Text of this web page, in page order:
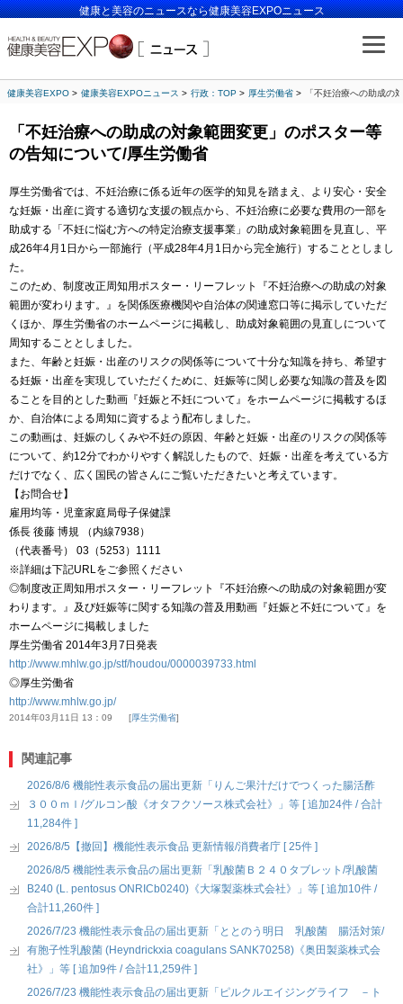
健康と美容のニュースなら健康美容EXPOニュース
健康美容EXPO 健康美容EXPOニュース 行政：TOP 厚生労働省 「不妊治療への助成の
「不妊治療への助成の対象範囲変更」のポスター等
の告知について/厚生労働省
厚生労働省では、不妊治療に係る近年の医学的知見を踏まえ、より安心・安全
な妊娠・出産に資する適切な支援の観点から、不妊治療に必要な費用の一部を
助成する「不妊に悩む方への特定治療支援事業」の助成対象範囲を見直し、平
成26年4月1日から一部施行（平成28年4月1日から完全施行）することとしまし
た。
このため、制度改正周知用ポスター・リーフレット『不妊治療への助成の対象
範囲が変わります。』を関係医療機関や自治体の関連窓口等に掲示していただ
くほか、厚生労働省のホームページに掲載し、助成対象範囲の見直しについて
周知することとしました。
また、年齢と妊娠・出産のリスクの関係等について十分な知識を持ち、希望す
る妊娠・出産を実現していただくために、妊娠等に関し必要な知識の普及を図
ることを目的とした動画『妊娠と不妊について』をホームページに掲載するほ
か、自治体による周知に資するよう配布しました。
この動画は、妊娠のしくみや不妊の原因、年齢と妊娠・出産のリスクの関係等
について、約12分でわかりやすく解説したもので、妊娠・出産を考えている方
だけでなく、広く国民の皆さんにご覧いただきたいと考えています。
【お問合せ】
雇用均等・児童家庭局母子保健課
係長 後藤 博規 （内線7938）
（代表番号） 03（5253）1111
※詳細は下記URLをご参照ください
◎制度改正周知用ポスター・リーフレット『不妊治療への助成の対象範囲が変
わります。』及び妊娠等に関する知識の普及用動画『妊娠と不妊について』を
ホームページに掲載しました
厚生労働省 2014年3月7日発表
http://www.mhlw.go.jp/stf/houdou/0000039733.html
◎厚生労働省
http://www.mhlw.go.jp/
2014年03月11日 13：09 厚生労働省
関連記事
2026/8/6 機能性表示食品の届出更新「りんご果汁だけでつくった腸活酢
３００ｍｌ/グルコン酸《オタフクソース株式会社》」等 [ 追加24件 / 合計
11,284件 ]
2026/8/5【撤回】機能性表示食品 更新情報/消費者庁 [ 25件 ]
2026/8/5 機能性表示食品の届出更新「乳酸菌Ｂ２４０タブレット/乳酸菌
B240 (L. pentosus ONRICb0240)《大塚製薬株式会社》」等 [ 追加10件 /
合計11,260件 ]
2026/7/23 機能性表示食品の届出更新「ととのう明日 乳酸菌 腸活対策/
有胞子性乳酸菌 (Heyndrickxia coagulans SANK70258)《奥田製薬株式会
社》」等 [ 追加9件 / 合計11,259件 ]
2026/7/23 機能性表示食品の届出更新「ピルクルエイジングライフ －ト